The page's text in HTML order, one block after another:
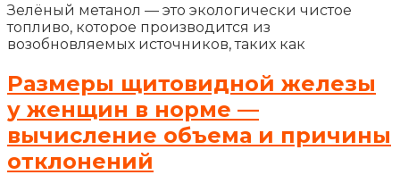
Зелёный метанол — это экологически чистое
топливо, которое производится из
возобновляемых источников, таких как
Размеры щитовидной железы
у женщин в норме —
вычисление объема и причины
отклонений